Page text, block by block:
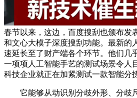
春节以来，这边，百度搜刮也颁布发
和文心大模子深度搜刮功能。最新的
速延长至了财产端各个环节。他们几
一项项人工智能手艺的测试场景令人
科技企业就正在加紧测试一款智能分
它能够从动识别分歧外形、分歧